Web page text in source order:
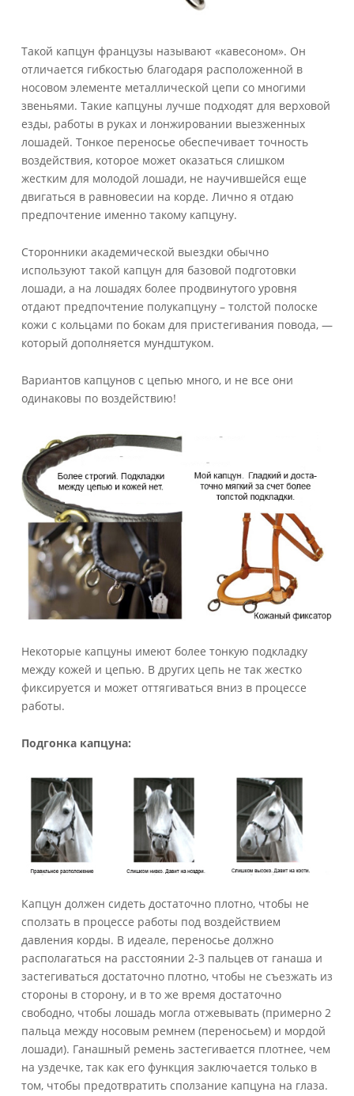
Такой капцун французы называют «кавесоном». Он
отличается гибкостью благодаря расположенной в
носовом элементе металлической цепи со многими
звеньями. Такие капцуны лучше подходят для верховой
езды, работы в руках и лонжировании выезженных
лошадей. Тонкое переносье обеспечивает точность
воздействия, которое может оказаться слишком
жестким для молодой лошади, не научившейся еще
двигаться в равновесии на корде. Лично я отдаю
предпочтение именно такому капцуну.
Сторонники академической выездки обычно
используют такой капцун для базовой подготовки
лошади, а на лошадях более продвинутого уровня
отдают предпочтение полукапцуну – толстой полоске
кожи с кольцами по бокам для пристегивания повода, —
который дополняется мундштуком.
Вариантов капцунов с цепью много, и не все они
одинаковы по воздействию!
Некоторые капцуны имеют более тонкую подкладку
между кожей и цепью. В других цепь не так жестко
фиксируется и может оттягиваться вниз в процессе
работы.
Подгонка капцуна:
Капцун должен сидеть достаточно плотно, чтобы не
сползать в процессе работы под воздействием
давления корды. В идеале, переносье должно
располагаться на расстоянии 2-3 пальцев от ганаша и
застегиваться достаточно плотно, чтобы не съезжать из
стороны в сторону, и в то же время достаточно
свободно, чтобы лошадь могла отжевывать (примерно 2
пальца между носовым ремнем (переносьем) и мордой
лошади). Ганашный ремень застегивается плотнее, чем
на уздечке, так как его функция заключается только в
том, чтобы предотвратить сползание капцуна на глаза.